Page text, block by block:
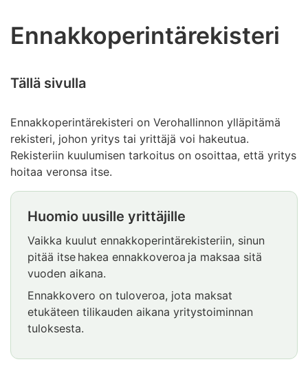
Ennakkoperintärekisteri
Tällä sivulla
Ennakkoperintärekisteri on Verohallinnon ylläpitämä
rekisteri, johon yritys tai yrittäjä voi hakeutua.
Rekisteriin kuulumisen tarkoitus on osoittaa, että yritys
hoitaa veronsa itse.
Huomio
Huomio uusille yrittäjille
Vaikka kuulut ennakkoperintärekisteriin, sinun
pitää itse hakea ennakkoveroa ja maksaa sitä
vuoden aikana.
Ennakkovero on tuloveroa, jota maksat
etukäteen tilikauden aikana yritystoiminnan
tuloksesta.